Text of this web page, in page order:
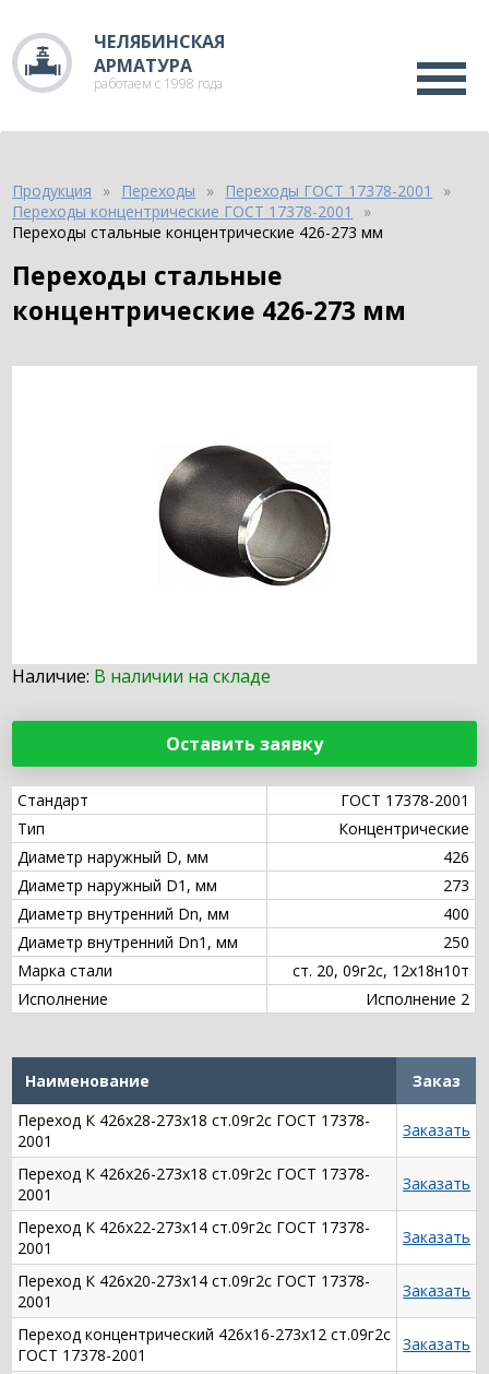
ЧЕЛЯБИНСКАЯ
АРМАТУРА
работаем с 1998 года
Продукция Переходы
Переходы ГОСТ 17378-2001
Переходы концентрические ГОСТ 17378-2001
Переходы стальные концентрические 426-273 мм
Переходы стальные
концентрические 426-273 мм
Наличие: В наличии на складе
Оставить заявку
Стандарт
ГОСТ 17378-2001
Тип
Концентрические
Диаметр наружный D, мм
426
Диаметр наружный D1, мм
273
Диаметр внутренний Dn, мм
400
Диаметр внутренний Dn1, мм
250
Марка стали
ст. 20, 09г2с, 12х18н10т
Исполнение
Исполнение 2
Наименование
Заказ
Переход К 426х28-273х18 ст.09г2с ГОСТ 17378-
2001
Заказать
Переход К 426х26-273х18 ст.09г2с ГОСТ 17378-
2001
Заказать
Переход К 426х22-273х14 ст.09г2с ГОСТ 17378-
2001
Заказать
Переход К 426х20-273х14 ст.09г2с ГОСТ 17378-
2001
Заказать
Переход концентрический 426х16-273х12 ст.09г2с
ГОСТ 17378-2001
Заказать